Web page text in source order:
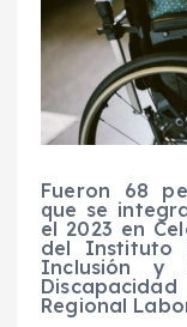
Fueron 68
que se
el 2023 en
del Instituto
Inclusión y
Regional